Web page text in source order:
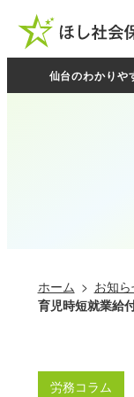
仙台のわかりや
ホーム
お知らせ
当事務所につ
起業支援サポー
労働・社会保
ホーム お知
育児時短就業給
労務コラム